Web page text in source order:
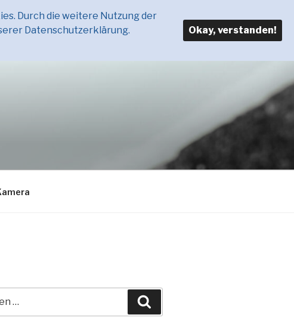
Durch die weitere Nutzung der
Datenschutzerklärung.
Okay, verstanden!